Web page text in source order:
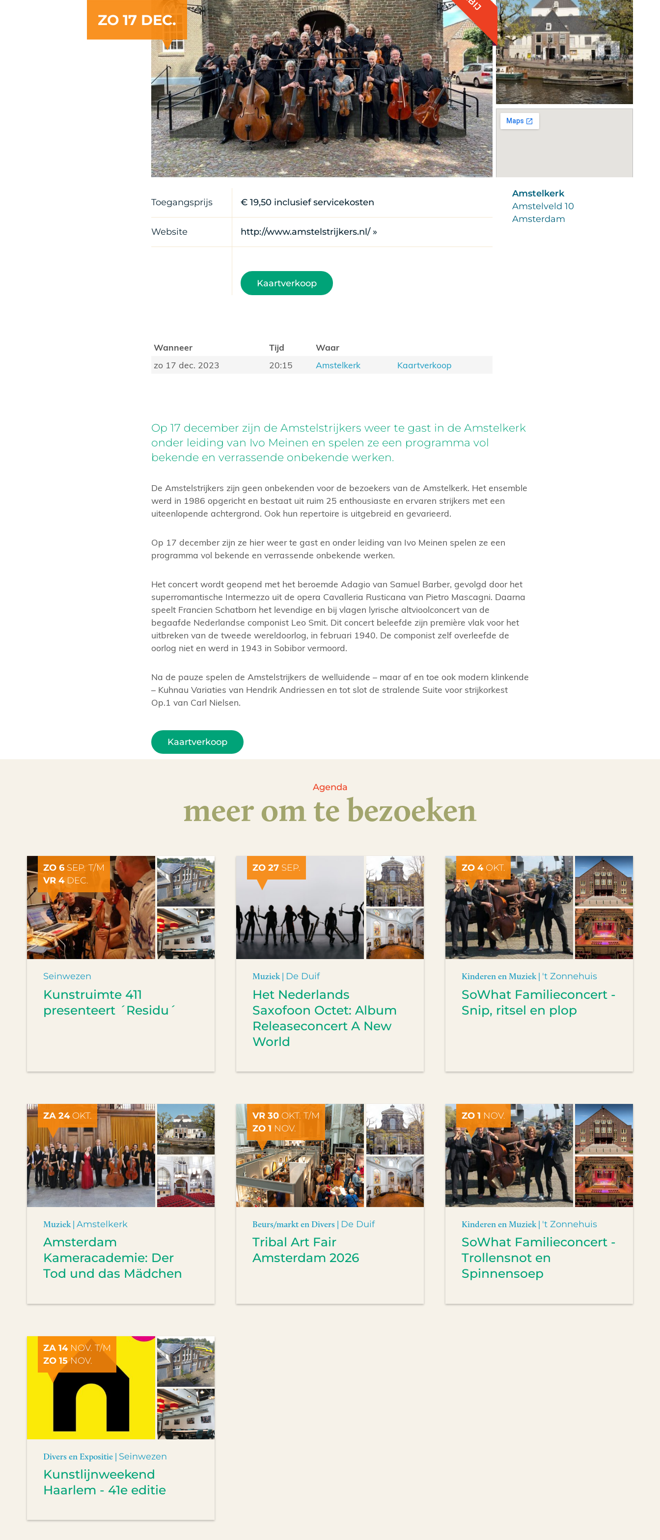
ZO 17 DEC.
Toegangsprijs € 19,50 inclusief servicekosten
Website http://www.amstelstrijkers.nl/ »
Kaartverkoop
Wanneer Tijd
Waar
zo 17 dec. 2023
20:15 Amstelkerk Kaartverkoop
Amstelkerk
Amstelveld 10
Amsterdam
Op 17 december zijn de Amstelstrijkers weer te gast in de Amstelkerk
onder leiding van Ivo Meinen en spelen ze een programma vol
bekende en verrassende onbekende werken.
De Amstelstrijkers zijn geen onbekenden voor de bezoekers van de Amstelkerk. Het ensemble
werd in 1986 opgericht en bestaat uit ruim 25 enthousiaste en ervaren strijkers met een
uiteenlopende achtergrond. Ook hun repertoire is uitgebreid en gevarieerd.
Op 17 december zijn ze hier weer te gast en onder leiding van Ivo Meinen spelen ze een
programma vol bekende en verrassende onbekende werken.
Het concert wordt geopend met het beroemde Adagio van Samuel Barber, gevolgd door het
superromantische Intermezzo uit de opera Cavalleria Rusticana van Pietro Mascagni. Daarna
speelt Francien Schatborn het levendige en bij vlagen lyrische altvioolconcert van de
begaafde Nederlandse componist Leo Smit. Dit concert beleefde zijn première vlak voor het
uitbreken van de tweede wereldoorlog, in februari 1940. De componist zelf overleefde de
oorlog niet en werd in 1943 in Sobibor vermoord.
Na de pauze spelen de Amstelstrijkers de welluidende – maar af en toe ook modern klinkende
– Kuhnau Variaties van Hendrik Andriessen en tot slot de stralende Suite voor strijkorkest
Op.1 van Carl Nielsen.
Kaartverkoop
Agenda
meer om te bezoeken
ZO 6 SEP. T/M
VR 4DEC.
Seinwezen
Kunstruimte 411
presenteert ´Residu´
ZO 27SEP.
Muziek | De Duif
Het Nederlands
Saxofoon Octet: Album
Releaseconcert A New
World
ZO 4OKT.
Kinderen en Muziek | 't Zonnehuis
SoWhat Familieconcert -
Snip, ritsel en plop
ZA 24OKT.
Muziek | Amstelkerk
Amsterdam
Kameracademie: Der
Tod und das Mädchen
VR 30OKT. T/M
ZO 1 NOV.
Beurs/markt en Divers | De Duif
Tribal Art Fair
Amsterdam 2026
ZO 1 NOV.
Kinderen en Muziek | 't Zonnehuis
SoWhat Familieconcert -
Trollensnot en
Spinnensoep
ZA 14NOV. T/M
ZO 15NOV.
Divers en Expositie | Seinwezen
Kunstlijnweekend
Haarlem - 41e editie